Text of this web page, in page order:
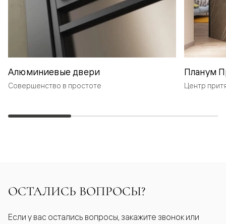
Алюминиевые двери
Совершенство в простоте
Планум
Центр
ОСТАЛИСЬ ВОПРОСЫ?
Если у вас остались вопросы, закажите звонок или